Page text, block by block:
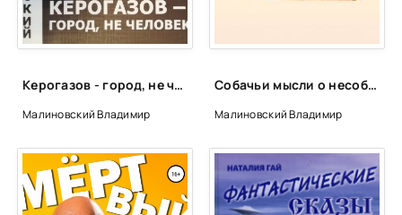
Керогазов - город, не человек - Владимир Малиновский
Малиновский Владимир
Собачьи мысли о несобачьей жизни - Владимир Малиновский
Малиновский Владимир